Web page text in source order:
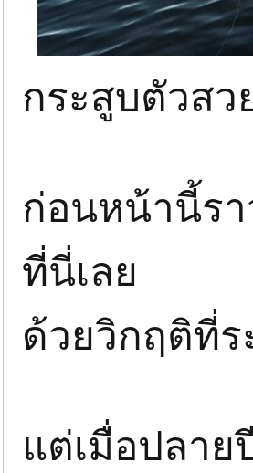
กระสูบตัวสว
ก่อนหน้านี้รา
ที่นี่เลย
ด้วยวิกฤติที่
แต่เมื่อปลา